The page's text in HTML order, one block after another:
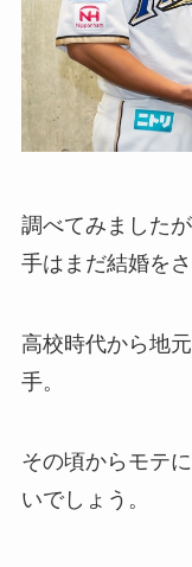
調べてみました
手はまだ結婚を
高校時代から地
手。
その頃からモテ
いでしょう。